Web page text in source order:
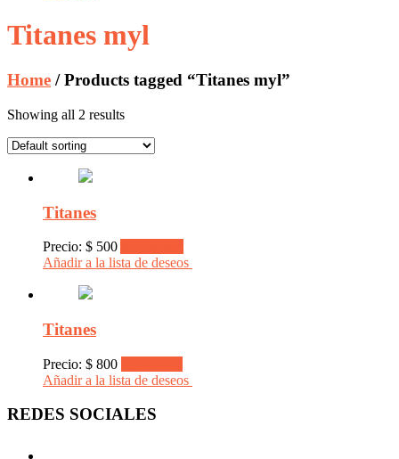
Titanes myl
Home / Products tagged “Titanes myl”
Showing all 2 results
Titanes
Precio: $ 500
Añadir a la lista de deseos
Titanes
Precio: $ 800
Añadir a la lista de deseos
REDES SOCIALES